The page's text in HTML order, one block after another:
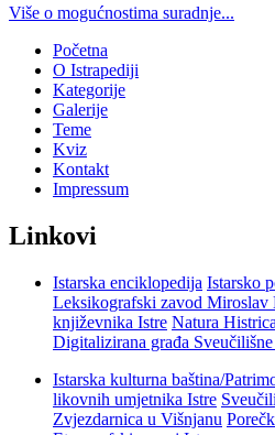
Više o mogućnostima suradnje...
Početna
O Istrapediji
Kategorije
Galerije
Teme
Kviz
Kontakt
Impressum
Linkovi
Istarska enciklopedija Istarsko
Leksikografski zavod Miroslav
književnika Istre Natura Histrica
Digitalizirana građa
Istarska kulturna baština/
likovnih umjetnika Istre
Zvjezdarnica u Višnjanu